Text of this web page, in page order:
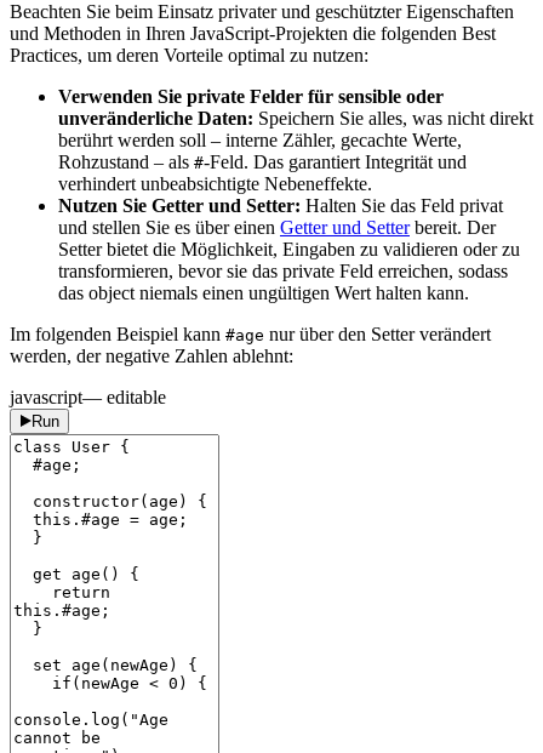
Beachten Sie beim Einsatz privater und geschützter Eigenschaften
und Methoden in Ihren JavaScript-Projekten die folgenden Best
Practices, um deren Vorteile optimal zu nutzen:
Verwenden Sie private Felder für sensible oder
unveränderliche Daten: Speichern Sie alles, was nicht direkt
berührt werden soll – interne Zähler, gecachte Werte,
Rohzustand – als #-Feld. Das garantiert Integrität und
verhindert unbeabsichtigte Nebeneffekte.
Nutzen Sie Getter und Setter: Halten Sie das Feld privat
und stellen Sie es über einen Getter und Setterbereit. Der
Setter bietet die Möglichkeit, Eingaben zu validieren oder zu
transformieren, bevor sie das private Feld erreichen, sodass
das object niemals einen ungültigen Wert halten kann.
Im folgenden Beispiel kann #age nur über den Setter verändert
werden, der negative Zahlen ablehnt:
javascript— editable
Run